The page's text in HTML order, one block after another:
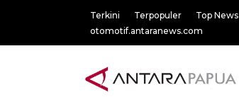
Terkini Terpopuler Top News
otomotif.antaranews.com